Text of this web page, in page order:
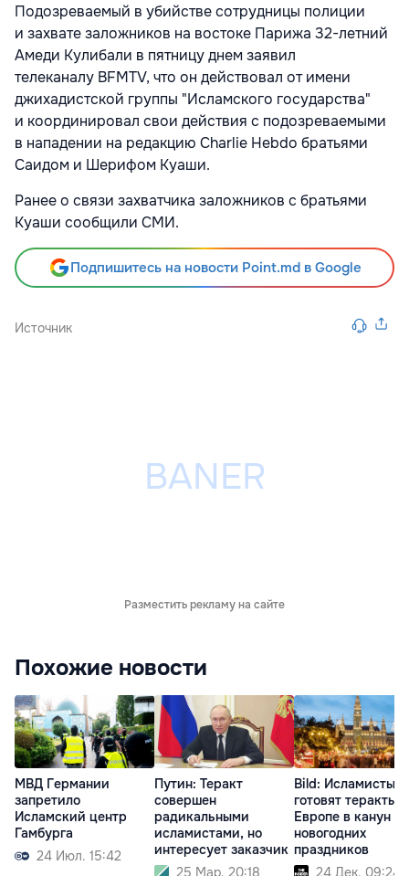
Подозреваемый в убийстве сотрудницы полиции
и захвате заложников на востоке Парижа 32-летний
Амеди Кулибали в пятницу днем заявил
телеканалу BFMTV, что он действовал от имени
джихадистской группы "Исламского государства"
и координировал свои действия с подозреваемыми
в нападении на редакцию Charlie Hebdo братьями
Саидом и Шерифом Куаши.
Ранее о связи захватчика заложников с братьями
Куаши сообщили СМИ.
Подпишитесь на новости Point.md в Google
Источник
Разместить рекламу на сайте
Похожие новости
МВД Германии
запретило
Исламский центр
Гамбурга
24 Июл. 15:42
Путин: Теракт
совершен
радикальными
исламистами, но
интересует заказчик
25 Мар. 20:18
Bild: Исламисты
готовят теракты в
Европе в канун
новогодних
праздников
24 Дек. 09:24